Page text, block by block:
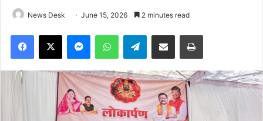
News Desk June 15, 2026 2 minutes read
Facebook
X MessengerWhatsAppTelegramShare via Email Print